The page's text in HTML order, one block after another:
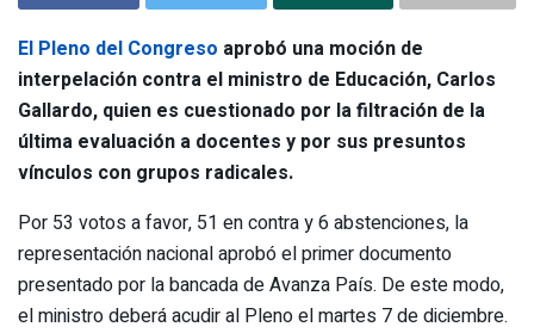
El Pleno del Congreso aprobó una moción de
interpelación contra el ministro de Educación, Carlos
Gallardo, quien es cuestionado por la filtración de la
última evaluación a docentes y por sus presuntos
vínculos con grupos radicales.
Por 53 votos a favor, 51 en contra y 6 abstenciones, la
representación nacional aprobó el primer documento
presentado por la bancada de Avanza País. De este modo,
el ministro deberá acudir al Pleno el martes 7 de diciembre.